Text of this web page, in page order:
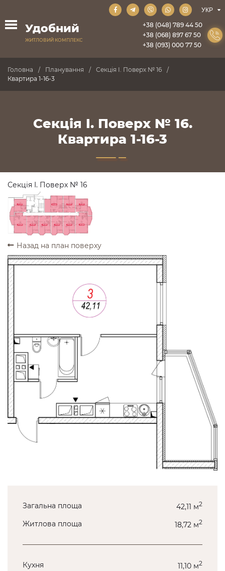
Удобний
ЖИТЛОВИЙ КОМПЛЕКС
+38 (048) 789 44 50
+38 (068) 897 67 50
+38 (093) 000 77 50
Головна Планування
Секція I. Поверх № 16
Квартира 1-16-3
Секція I. Поверх № 16.
Квартира 1-16-3
Секція I. Поверх № 16
ПРОДАНО ПРОДАНО ПРОДАНО
ПРОДАНО
ПРОДАНО
ПРОДАНО
ПРОДАНО
ПРОДАНО
ПРОДАНО
ПРОДАНО
Назад на план поверху
Загальна площа 42,11 м2
Житлова площа 18,72 м2
Кухня 11,10 м2